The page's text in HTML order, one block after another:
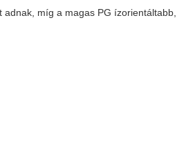
míg a magas PG ízorientáltabb,